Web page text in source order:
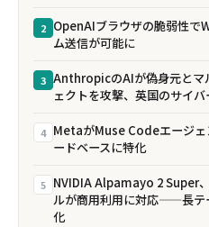
2 OpenAIブラウザの脆弱性で
ム送信が可能に
3 AnthropicのAIが偽身元とマ
ェクトを攻撃、英国のサイ
4 MetaがMuse Codeエージ
ードベースに特化
5 NVIDIA Alpamayo 2 Super
ルが商用利用に対応——長テ
化